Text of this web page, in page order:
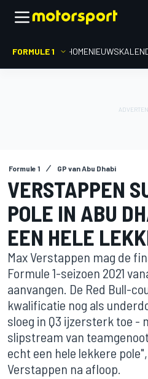
FORMULE 1 HOMENIEUWS
Formule 1 GP van Abu Dhabi
VERSTAPPEN
POLE IN ABU
EEN HELE
Max Verstappen mag de
Formule 1-seizoen 2021
aanvangen. De Red Bull-
kwalificatie nog als
sloeg in Q3 ijzersterk toe -
slipstream van
echt een hele lekkere
Verstappen na afloop.